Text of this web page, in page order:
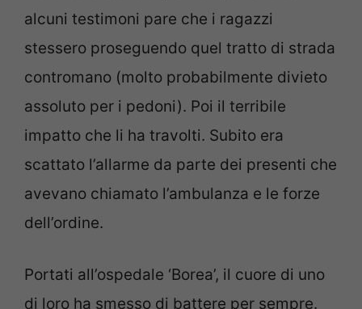
alcuni testimoni pare che i ragazzi
stessero proseguendo quel tratto di strada
contromano (molto probabilmente divieto
assoluto per i pedoni). Poi il terribile
impatto che li ha travolti. Subito era
scattato l’allarme da parte dei presenti che
avevano chiamato l’ambulanza e le forze
dell’ordine.
Portati all’ospedale ‘Borea’, il cuore di uno
di loro ha smesso di battere per sempre.